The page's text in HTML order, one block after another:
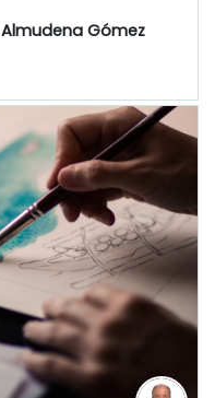
Almudena Gómez